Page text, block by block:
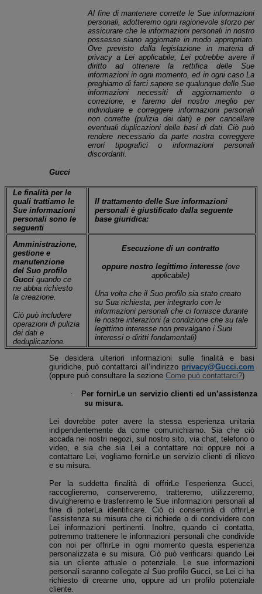
Al fine di mantenere corrette le Sue informazioni
personali, adotteremo ogni ragionevole sforzo per
assicurare che le informazioni personali in nostro
possesso siano aggiornate in modo appropriato.
Ove previsto dalla legislazione in materia di
privacy a Lei applicabile, Lei potrebbe avere il
diritto ad ottenere la rettifica delle Sue
informazioni in ogni momento, ed in ogni caso La
preghiamo di farci sapere se qualunque delle Sue
informazioni necessiti di aggiornamento o
correzione, e faremo del nostro meglio per
individuare e correggere informazioni personali
non corrette (pulizia dei dati) e per cancellare
eventuali duplicazioni delle basi di dati. Ciò può
rendere necessario da parte nostra correggere
errori tipografici o informazioni personali
discordanti.
Gucci
Le finalità per le
quali trattiamo le
Sue informazioni
personali sono le
seguenti
Il trattamento delle Sue informazioni
personali è giustificato dalla seguente
base giuridica:
Amministrazione,
gestione e
manutenzione
del Suo profilo
Gucciquando ce
ne abbia richiesto
la creazione.
Ciò può includere
operazioni di pulizia
dei dati e
deduplicazione.
Esecuzione di un contratto
oppure nostro legittimo interesse (ove
applicabile)
Una volta che il Suo profilo sia stato creato
su Sua richiesta, per integrarlo con le
informazioni personali che ci fornisce durante
le nostre interazioni(a condizione che su tale
legittimo interesse non prevalgano i Suoi
interessi o diritti fondamentali)
Se desidera ulteriori informazioni sulle finalità e basi
giuridiche, può contattarci all’indirizzo privacy@Gucci.com
(oppure può consultare la sezione Come può contattarci?)
·
Per fornirLe un servizio clienti ed un’assistenza
su misura.
Lei dovrebbe poter avere la stessa esperienza unitaria
indipendentemente da come comunichiamo. Sia che ciò
accada nei nostri negozi, sul nostro sito, via chat, telefono o
video, e sia che sia Lei a contattare noi oppure noi a
contattare Lei, vogliamo fornirLe un servizio clienti di rilievo
e su misura.
Per la suddetta finalità di offrirLe l’esperienzaGucci,
raccoglieremo, conserveremo, tratteremo, utilizzeremo,
divulgheremo e trasferiremo le Sue informazioni personali al
fine di poterLa identificare. Ciò ci consentirà di offrirLe
l’assistenza su misura che ci richiede o di condividere con
Lei informazioni pertinenti.
Inoltre, quando ci contatta,
potremmo trattenere le informazioni personali che condivide
con noi per offrirLe in ogni momento questa esperienza
personalizzata e su misura. Ciò può verificarsi quando Lei
sia un cliente attuale o potenziale. Le sue informazioni
personali saranno collegate al Suo profilo Gucci, se Lei ci ha
richiesto di crearne uno, oppure ad un profilo potenziale
cliente.